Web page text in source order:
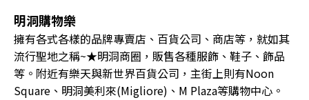
明洞購物樂
擁有各式各樣的品牌專賣店、百貨公司、商店等，就如其
流行聖地之稱~★明洞商圈，販售各種服飾、鞋子、飾品
等。附近有樂天與新世界百貨公司，主街上則有Noon
Square、明洞美利來(Migliore)、M Plaza等購物中心。